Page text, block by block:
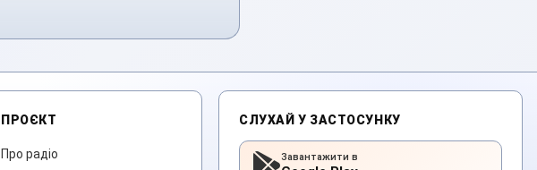
ПРОЄКТ
Про радіо
СЛУХАЙ У ЗАСТОСУНКУ
Завантажити в